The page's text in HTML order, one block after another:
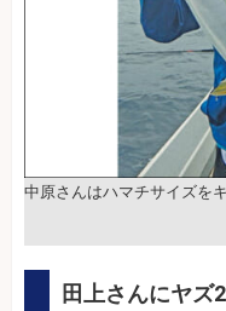
中原さんはハマチサイズを
田上さんにヤズ